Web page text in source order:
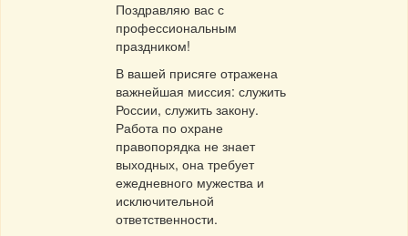
Поздравляю вас с
профессиональным
праздником!
В вашей присяге отражена
важнейшая миссия: служить
России, служить закону.
Работа по охране
правопорядка не знает
выходных, она требует
ежедневного мужества и
исключительной
ответственности.